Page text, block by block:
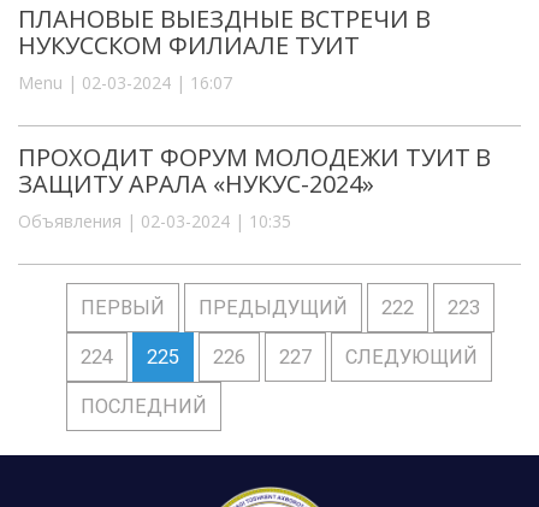
ПЛАНОВЫЕ ВЫЕЗДНЫЕ ВСТРЕЧИ В
НУКУССКОМ ФИЛИАЛЕ ТУИТ
Menu | 02-03-2024 | 16:07
ПРОХОДИТ ФОРУМ МОЛОДЕЖИ ТУИТ В
ЗАЩИТУ АРАЛА «НУКУС-2024»
Объявления | 02-03-2024 | 10:35
ПЕРВЫЙ ПРЕДЫДУЩИЙ 222 223
224 225 226 227 СЛЕДУЮЩИЙ
ПОСЛЕДНИЙ